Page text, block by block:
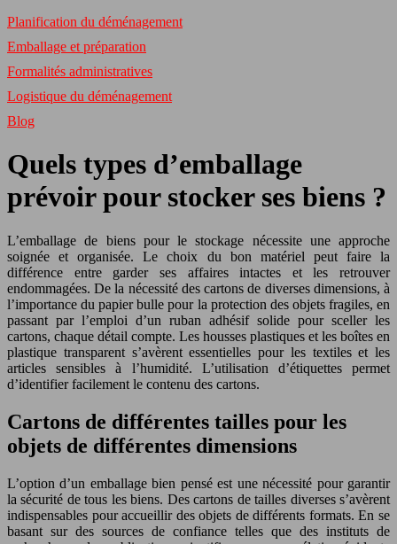
Planification du déménagement
Emballage et préparation
Formalités administratives
Logistique du déménagement
Blog
Quels types d’emballage
prévoir pour stocker ses biens ?
L’emballage de biens pour le stockage nécessite une approche
soignée et organisée. Le choix du bon matériel peut faire la
différence entre garder ses affaires intactes et les retrouver
endommagées. De la nécessité des cartons de diverses dimensions, à
l’importance du papier bulle pour la protection des objets fragiles, en
passant par l’emploi d’un ruban adhésif solide pour sceller les
cartons, chaque détail compte. Les housses plastiques et les boîtes en
plastique transparent s’avèrent essentielles pour les textiles et les
articles sensibles à l’humidité. L’utilisation d’étiquettes permet
d’identifier facilement le contenu des cartons.
Cartons de différentes tailles pour les
objets de différentes dimensions
L’option d’un emballage bien pensé est une nécessité pour garantir
la sécurité de tous les biens. Des cartons de tailles diverses s’avèrent
indispensables pour accueillir des objets de différents formats. En se
basant sur des sources de confiance telles que des instituts de